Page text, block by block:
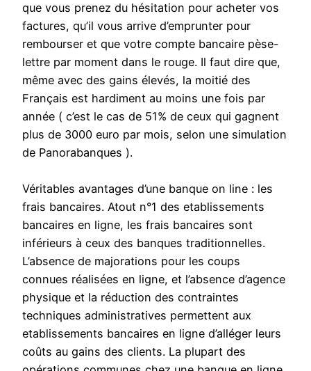
que vous prenez du hésitation pour acheter vos
factures, qu’il vous arrive d’emprunter pour
rembourser et que votre compte bancaire pèse-
lettre par moment dans le rouge. Il faut dire que,
même avec des gains élevés, la moitié des
Français est hardiment au moins une fois par
année ( c’est le cas de 51% de ceux qui gagnent
plus de 3000 euro par mois, selon une simulation
de Panorabanques ).
Véritables avantages d’une banque on line : les
frais bancaires. Atout n°1 des etablissements
bancaires en ligne, les frais bancaires sont
inférieurs à ceux des banques traditionnelles.
L’absence de majorations pour les coups
connues réalisées en ligne, et l’absence d’agence
physique et la réduction des contraintes
techniques administratives permettent aux
etablissements bancaires en ligne d’alléger leurs
coûts au gains des clients. La plupart des